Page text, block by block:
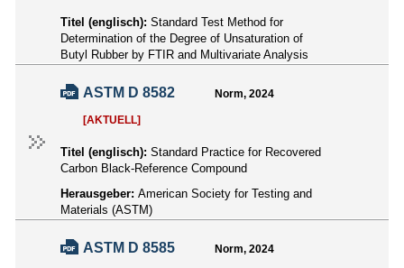
Titel (englisch): Standard Test Method for
Determination of the Degree of Unsaturation of
Butyl Rubber by FTIR and Multivariate Analysis
ASTM D 8582 Norm, 2024
[AKTUELL]
Titel (englisch): Standard Practice for Recovered
Carbon Black-Reference Compound
Herausgeber: American Society for Testing and
Materials (ASTM)
ASTM D 8585 Norm, 2024